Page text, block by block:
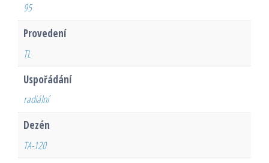
95
Provedení
TL
Uspořádání
radiální
Dezén
TA-120